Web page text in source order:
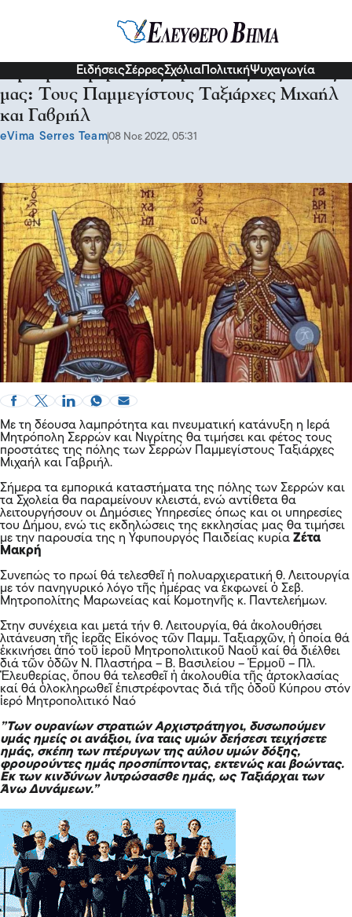
ΕιδήσειςΣέρρεςΣχόλια ΠολιτικήΨυχαγωγία
Τιμούμε σήμερα τους προστάτες της πόλης
μας: Τους Παμμεγίστους Ταξιάρχες Μιχαήλ
και Γαβριήλ
eVima Serres Team08 Νοε 2022, 05:31
Με τη δέουσα λαμπρότητα και πνευματική κατάνυξη η Ιερά
Μητρόπολη Σερρών και Νιγρίτης θα τιμήσει και φέτος τους
προστάτες της πόλης των Σερρών Παμμεγίστους Ταξιάρχες
Μιχαήλ και Γαβριήλ.
Σήμερα τα εμπορικά καταστήματα της πόλης των Σερρών και
τα Σχολεία θα παραμείνουν κλειστά, ενώ αντίθετα θα
λειτουργήσουν οι Δημόσιες Υπηρεσίες όπως και οι υπηρεσίες
του Δήμου, ενώ τις εκδηλώσεις της εκκλησίας μας θα τιμήσει
με την παρουσία της η Υφυπουργός Παιδείας κυρία Ζέτα
Μακρή
Συνεπώς το πρωί θά τελεσθεῖ ἡ πολυαρχιερατική θ. Λειτουργία
με τόν πανηγυρικό λόγο τῆς ἡμέρας να ἐκφωνεί ὁ Σεβ.
Μητροπολίτης Μαρωνείας καί Κομοτηνῆς κ. Παντελεήμων.
Στην συνέχεια και μετά τήν θ. Λειτουργία, θά ἀκολουθήσει
λιτάνευση τῆς ἱερᾶς Εἰκόνος τῶν Παμμ. Ταξιαρχῶν, ἡ ὁποία θά
ἐκκινήσει ἀπό τοῦ ἱεροῦ Μητροπολιτικοῦ Ναοῦ καί θά διέλθει
διά τῶν ὁδῶν Ν. Πλαστήρα – Β. Βασιλείου – Ἑρμοῦ – Πλ.
Ἐλευθερίας, ὅπου θά τελεσθεῖ ἡ ἀκολουθία τῆς ἀρτοκλασίας
καί θά ὁλοκληρωθεῖ ἐπιστρέφοντας διά τῆς ὁδοῦ Κύπρου στόν
ἱερό Μητροπολιτικό Ναό
”Των ουρανίων στρατιών Αρχιστράτηγοι, δυσωπούμεν
υμάς ημείς οι ανάξιοι, ίνα ταις υμών δεήσεσι τειχήσετε
ημάς, σκέπη των πτέρυγων της αύλου υμών δόξης,
φρουρούντες ημάς προσπίπτοντας, εκτενώς και βοώντας.
Εκ των κινδύνων λυτρώσασθε ημάς, ως Ταξιάρχαι των
Άνω Δυνάμεων.”